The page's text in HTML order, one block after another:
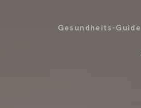
Gesundheits-Guide